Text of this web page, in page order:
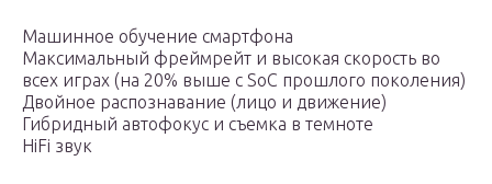
Машинное обучение смартфона
Максимальный фреймрейт и высокая скорость во
всех играх (на 20% выше с SoC прошлого поколения)
Двойное распознавание (лицо и движение)
Гибридный автофокус и съемка в темноте
HiFi звук